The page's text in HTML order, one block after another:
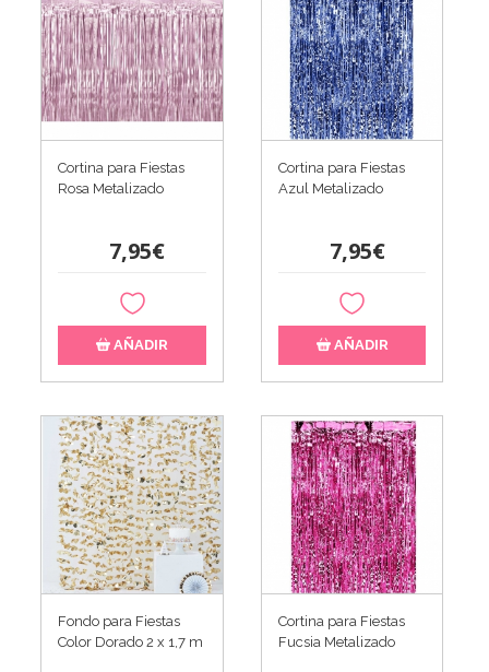
Cortina para Fiestas
Rosa Metalizado
7,95€
AÑADIR
Cortina para Fiestas
Azul Metalizado
7,95€
AÑADIR
Fondo para Fiestas
Color Dorado 2 x 1,7 m
Cortina para Fiestas
Fucsia Metalizado